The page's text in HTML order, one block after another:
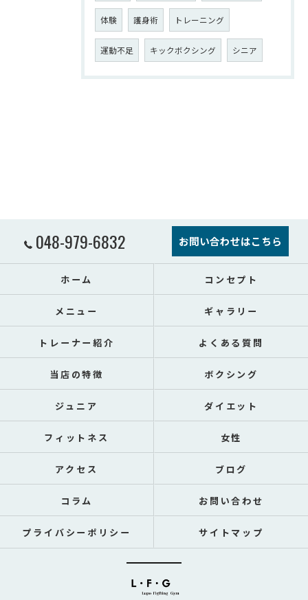
体験 護身術 トレーニング
運動不足 キックボクシング シニア
048-979-6832 お問い合わせはこちら
ホーム コンセプト
メニュー ギャラリー
トレーナー紹介 よくある質問
当店の特徴 ボクシング
ジュニア ダイエット
フィットネス 女性
アクセス ブログ
コラム お問い合わせ
プライバシーポリシー サイトマップ